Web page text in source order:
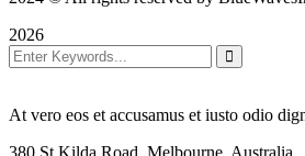
2026
At vero eos et accusamus et iusto odio